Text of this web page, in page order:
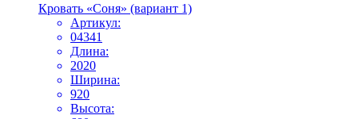
Кровать «Соня» (вариант 1)
Артикул:
04341
Длина:
2020
Ширина:
920
Высота: